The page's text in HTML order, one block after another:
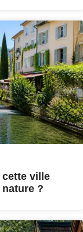
cette ville
?